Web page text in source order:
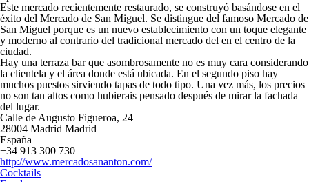
Este mercado recientemente restaurado, se construyó basándose en el
éxito del Mercado de San Miguel. Se distingue del famoso Mercado de
San Miguel porque es un nuevo establecimiento con un toque elegante
y moderno al contrario del tradicional mercado del en el centro de la
ciudad.
Hay una terraza bar que asombrosamente no es muy cara considerando
la clientela y el área donde está ubicada. En el segundo piso hay
muchos puestos sirviendo tapas de todo tipo. Una vez más, los precios
no son tan altos como hubierais pensado después de mirar la fachada
del lugar.
Calle de Augusto Figueroa, 24
28004 Madrid Madrid
España
+34 913 300 730
http://www.mercadosananton.com/
Cocktails